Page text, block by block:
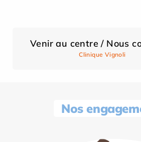
Venir au centre / Nous
Clinique Vignoli
Nos